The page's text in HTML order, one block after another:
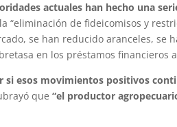
actuales han hecho una
“eliminación de fideicomisos y
se han reducido aranceles, se
en los préstamos financieros
si esos movimientos positivos
que“el productor